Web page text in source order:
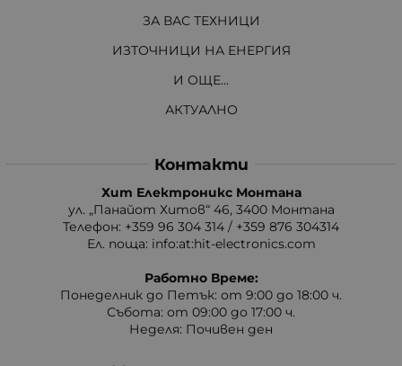
ЗА ВАС ТЕХНИЦИ
ИЗТОЧНИЦИ НА ЕНЕРГИЯ
И ОЩЕ...
АКТУАЛНО
Контакти
Хит Електроникс Монтана
ул. „Панайот Хитов“ 46, 3400 Монтана
Телефон: +359 96 304 314 / +359 876 304314
Ел. поща: info:at:hit-electronics.com
Работно Време:
Понеделник до Петък: от 9:00 до 18:00 ч.
Събота: от 09:00 до 17:00 ч.
Неделя: Почивен ден